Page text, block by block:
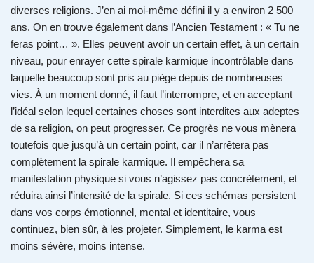
diverses religions. J’en ai moi-même défini il y a environ 2 500
ans. On en trouve également dans l’Ancien Testament : « Tu ne
feras point… ». Elles peuvent avoir un certain effet, à un certain
niveau, pour enrayer cette spirale karmique incontrôlable dans
laquelle beaucoup sont pris au piège depuis de nombreuses
vies. À un moment donné, il faut l’interrompre, et en acceptant
l’idéal selon lequel certaines choses sont interdites aux adeptes
de sa religion, on peut progresser. Ce progrès ne vous mènera
toutefois que jusqu’à un certain point, car il n’arrêtera pas
complètement la spirale karmique. Il empêchera sa
manifestation physique si vous n’agissez pas concrètement, et
réduira ainsi l’intensité de la spirale. Si ces schémas persistent
dans vos corps émotionnel, mental et identitaire, vous
continuez, bien sûr, à les projeter. Simplement, le karma est
moins sévère, moins intense.